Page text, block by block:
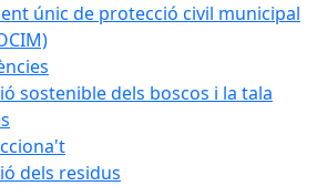
únic de protecció civil municipal
sostenible dels boscos i la tala
dels residus